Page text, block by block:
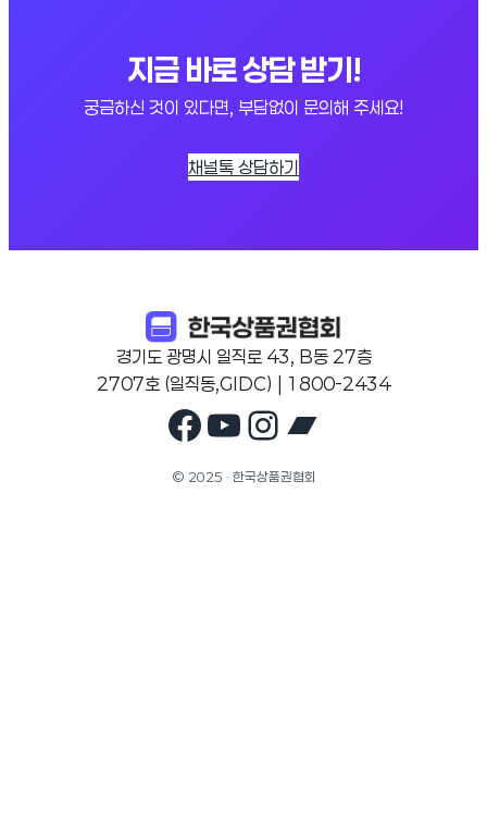
지금 바로 상담 받기!
궁금하신 것이 있다면, 부담없이 문의해 주세요!
채널톡 상담하기
경기도 광명시 일직로 43, B동 27층
2707호 (일직동,GIDC) | 1800-2434
Facebook
YouTube
Instagram
© 2025 · 한국상품권협회